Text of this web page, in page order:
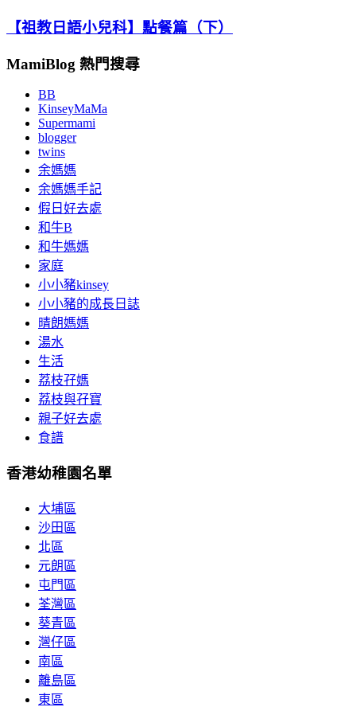
【祖教日語小兒科】點餐篇（下）
MamiBlog 熱門搜尋
BB
KinseyMaMa
Supermami
blogger
twins
余媽媽
余媽媽手記
假日好去處
和牛B
和牛媽媽
家庭
小小豬kinsey
小小豬的成長日誌
晴朗媽媽
湯水
生活
荔枝孖媽
荔枝與孖寶
親子好去處
食譜
香港幼稚園名單
大埔區
沙田區
北區
元朗區
屯門區
荃灣區
葵青區
灣仔區
南區
離島區
東區